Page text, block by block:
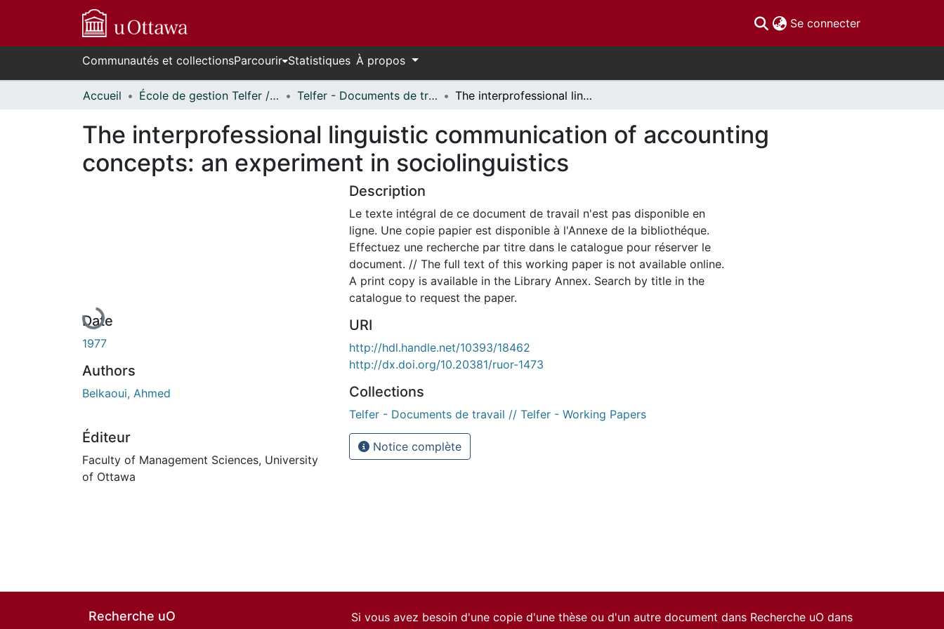
Se connecter(current)
Communautés et collectionsParcourir Statistiques À propos
Accueil École de gestion Telfer // Telfer School of Management Telfer - Documents de travail // Telfer - Working Papers The interprofessional linguistic communication of accounting concepts: an experiment in sociolinguistics
The interprofessional linguistic communication of accounting
concepts: an experiment in sociolinguistics
En cours de chargement...
Date
1977
Authors
Belkaoui, Ahmed
Éditeur
Faculty of Management Sciences, University
of Ottawa
Description
Le texte intégral de ce document de travail n'est pas disponible en
ligne. Une copie papier est disponible à l'Annexe de la bibliothéque.
Effectuez une recherche par titre dans le catalogue pour réserver le
document. // The full text of this working paper is not available online.
A print copy is available in the Library Annex. Search by title in the
catalogue to request the paper.
URI
http://hdl.handle.net/10393/18462
http://dx.doi.org/10.20381/ruor-1473
Collections
Telfer - Documents de travail // Telfer - Working Papers
Notice complète
Recherche uO
Si vous avez besoin d'une copie d'une thèse ou d'un autre document dans Recherche uO dans